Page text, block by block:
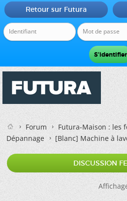
Retour sur Futura
Forum
Futura-Maison : les
Dépannage
[Blanc]Machine à
DISCUSSION